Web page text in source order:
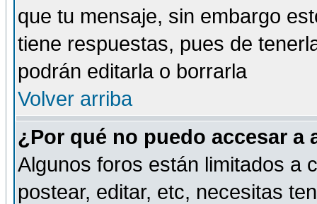
que tu mensaje, sin embargo
tiene respuestas, pues de
podrán editarla o borrarla
Volver arriba
¿Por qué no puedo accesar a
Algunos foros están limitados a
postear, editar, etc, necesitas